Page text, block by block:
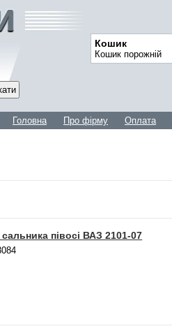
Кошик
Кошик порожній
Головна Про фірму Оплата
півосі ВАЗ 2101-07